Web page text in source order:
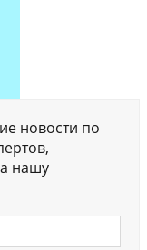
новости по
нашу